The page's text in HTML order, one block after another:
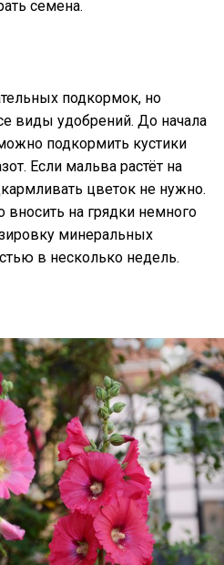
семена.
подкормок, но
виды удобрений. До начала
подкормить кустики
Если мальва растёт на
цветок не нужно.
на грядки немного
минеральных
в несколько недель.